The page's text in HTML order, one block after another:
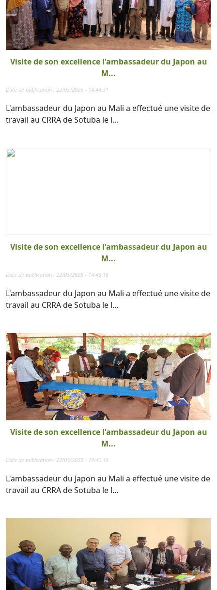
Visite de son excellence l'ambassadeur du Japon au
M...
Date de publication : 22/05/2025 - 14:44:31
L'ambassadeur du Japon au Mali a effectué une visite de
travail au CRRA de Sotuba le l...
Visite de son excellence l'ambassadeur du Japon au
M...
Date de publication : 22/05/2025 - 14:43:15
L'ambassadeur du Japon au Mali a effectué une visite de
travail au CRRA de Sotuba le l...
Visite de son excellence l'ambassadeur du Japon au
M...
Date de publication : 22/05/2025 - 14:40:19
L'ambassadeur du Japon au Mali a effectué une visite de
travail au CRRA de Sotuba le l...